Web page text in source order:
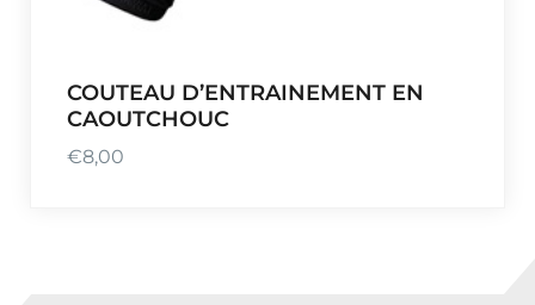
COUTEAU D’ENTRAINEMENT EN
CAOUTCHOUC
€8,00